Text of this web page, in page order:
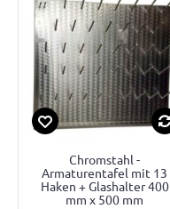
Chromstahl -
Armaturentafel mit 13
Haken + Glashalter 400
mm x 500 mm